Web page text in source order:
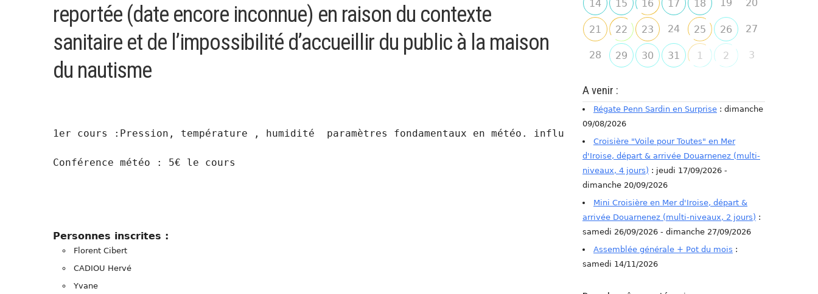
reportée (date encore inconnue) en raison du contexte
sanitaire et de l’impossibilité d’accueillir du public à la maison
du nautisme
1er cours :Pression, température , humidité  paramètres fondamentaux en météo. influences sur le temps sensible
Conférence météo : 5€ le cours
Personnes inscrites :
Florent Cibert
CADIOU Hervé
Yvane
14 15 16 17 18 19 20
21 22 23 24 25 26 27
28 29 30 31 1 2 3
A venir :
Régate Penn Sardin en Surprise : dimanche
09/08/2026
Croisière "Voile pour Toutes" en Mer
d'Iroise, départ & arrivée Douarnenez (multi-
niveaux, 4 jours) : jeudi 17/09/2026 -
dimanche 20/09/2026
Mini Croisière en Mer d'Iroise, départ &
arrivée Douarnenez (multi-niveaux, 2 jours) :
samedi 26/09/2026 - dimanche 27/09/2026
Assemblée générale + Pot du mois :
samedi 14/11/2026